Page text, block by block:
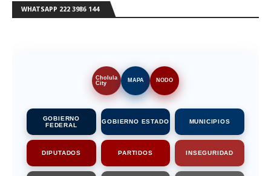
WHATSAPP 222 3986 144
Cholula
City
MAPA NODO
GOBIERNO
FEDERAL
GOBIERNO ESTADO MUNICIPIOS
DIPUTADOS PARTIDOS INSEGURIDAD